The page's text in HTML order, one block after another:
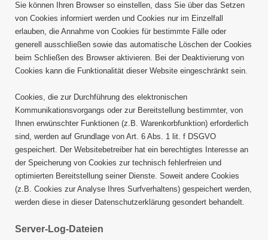
Sie können Ihren Browser so einstellen, dass Sie über das Setzen
von Cookies informiert werden und Cookies nur im Einzelfall
erlauben, die Annahme von Cookies für bestimmte Fälle oder
generell ausschließen sowie das automatische Löschen der Cookies
beim Schließen des Browser aktivieren. Bei der Deaktivierung von
Cookies kann die Funktionalität dieser Website eingeschränkt sein.
Cookies, die zur Durchführung des elektronischen
Kommunikationsvorgangs oder zur Bereitstellung bestimmter, von
Ihnen erwünschter Funktionen (z.B. Warenkorbfunktion) erforderlich
sind, werden auf Grundlage von Art. 6 Abs. 1 lit. f DSGVO
gespeichert. Der Websitebetreiber hat ein berechtigtes Interesse an
der Speicherung von Cookies zur technisch fehlerfreien und
optimierten Bereitstellung seiner Dienste. Soweit andere Cookies
(z.B. Cookies zur Analyse Ihres Surfverhaltens) gespeichert werden,
werden diese in dieser Datenschutzerklärung gesondert behandelt.
Server-Log-Dateien